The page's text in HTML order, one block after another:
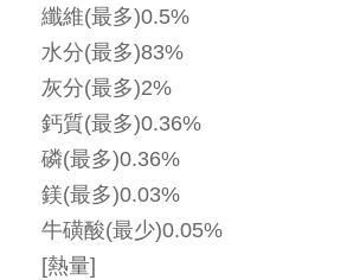
纖維(最多)0.5%
水分(最多)83%
灰分(最多)2%
鈣質(最多)0.36%
磷(最多)0.36%
鎂(最多)0.03%
牛磺酸(最少)0.05%
[熱量]